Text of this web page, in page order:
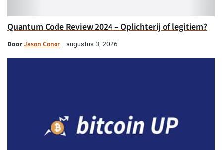
Quantum Code Review 2024 – Oplichterij of legitiem?
DoorJason Conor augustus 3, 2026